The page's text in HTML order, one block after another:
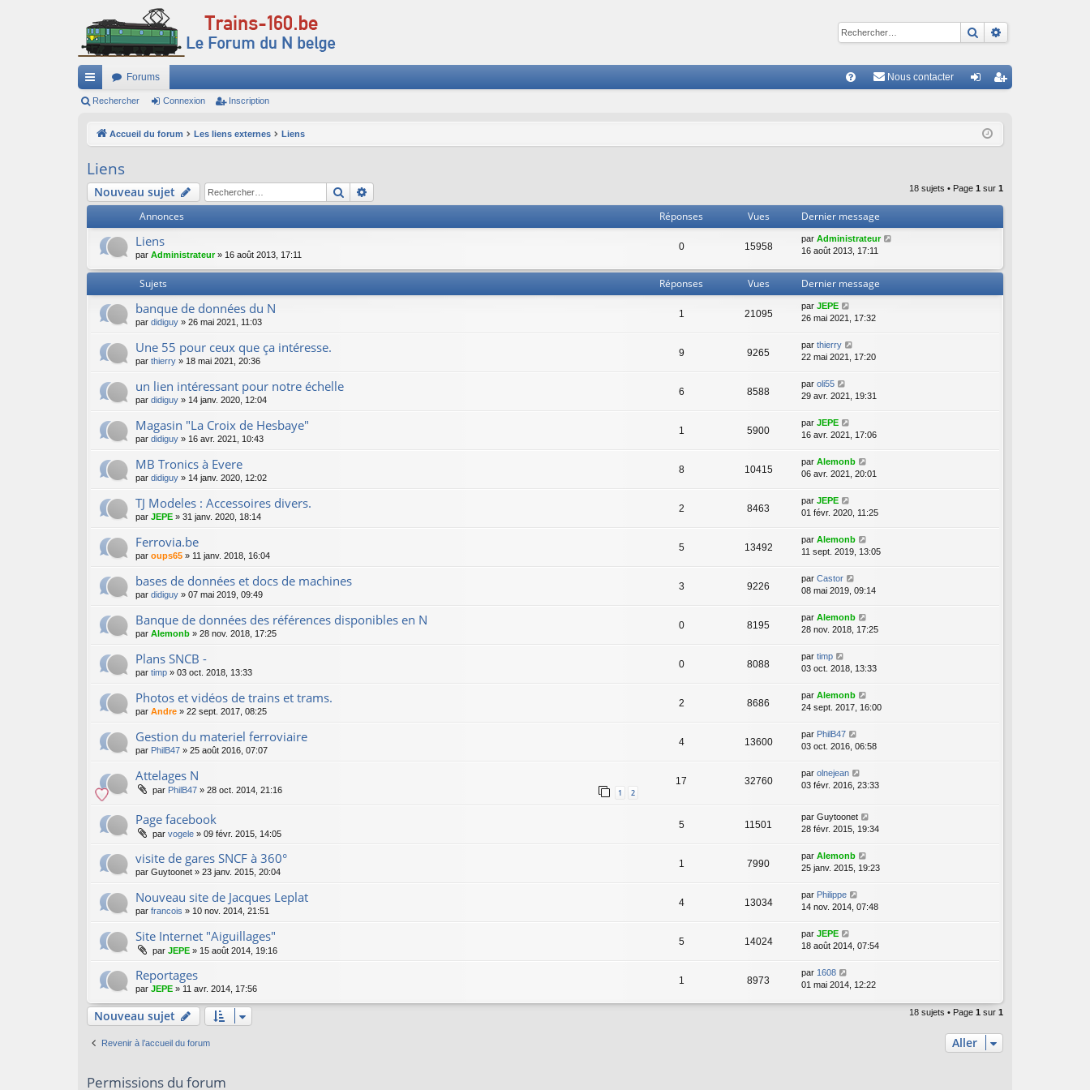
Rechercher
R
ac
ci
s
Forums Nous contacter
cri
Rechercher Connexion Inscription
Accueil du forum Les liens externes Liens
Liens
Nouveau sujet Rechercher 18 sujets • Page 1 sur 1
Annonces Réponses Vues Dernier message
Liens
par Administrateur» 16 août 2013, 17:11
0 15958
par Administrateur
16 août 2013, 17:11
Sujets Réponses Vues Dernier message
banque de données du N
par didiguy » 26 mai 2021, 11:03
1 21095
par JEPE
26 mai 2021, 17:32
Une 55 pour ceux que ça intéresse.
par thierry » 18 mai 2021, 20:36
9 9265
par thierry
22 mai 2021, 17:20
un lien intéressant pour notre échelle
par didiguy » 14 janv. 2020, 12:04
6 8588
par oli55
29 avr. 2021, 19:31
Magasin "La Croix de Hesbaye"
par didiguy » 16 avr. 2021, 10:43
1 5900
par JEPE
16 avr. 2021, 17:06
MB Tronics à Evere
par didiguy » 14 janv. 2020, 12:02
8 10415
par Alemonb
06 avr. 2021, 20:01
TJ Modeles : Accessoires divers.
par JEPE » 31 janv. 2020, 18:14
2 8463
par JEPE
01 févr. 2020, 11:25
Ferrovia.be
par oups65 » 11 janv. 2018, 16:04
5 13492
par Alemonb
11 sept. 2019, 13:05
bases de données et docs de machines
par didiguy » 07 mai 2019, 09:49
3 9226
par Castor
08 mai 2019, 09:14
Banque de données des références disponibles en N
par Alemonb » 28 nov. 2018, 17:25
0 8195
par Alemonb
28 nov. 2018, 17:25
Plans SNCB -
par timp » 03 oct. 2018, 13:33
0 8088
par timp
03 oct. 2018, 13:33
Photos et vidéos de trains et trams.
par Andre » 22 sept. 2017, 08:25
2 8686
par Alemonb
24 sept. 2017, 16:00
Gestion du materiel ferroviaire
par PhilB47 » 25 août 2016, 07:07
4 13600
par PhilB47
03 oct. 2016, 06:58
Attelages N
par PhilB47 » 28 oct. 2014, 21:16 1 2
17 32760
par olnejean
03 févr. 2016, 23:33
Page facebook
par vogele » 09 févr. 2015, 14:05
5 11501
par Guytoonet
28 févr. 2015, 19:34
visite de gares SNCF à 360°
par Guytoonet » 23 janv. 2015, 20:04
1 7990
par Alemonb
25 janv. 2015, 19:23
Nouveau site de Jacques Leplat
par francois » 10 nov. 2014, 21:51
4 13034
par Philippe
14 nov. 2014, 07:48
Site Internet "Aiguillages"
par JEPE » 15 août 2014, 19:16
5 14024
par JEPE
18 août 2014, 07:54
Reportages
par JEPE » 11 avr. 2014, 17:56
1 8973
par 1608
01 mai 2014, 12:22
Nouveau sujet 18 sujets • Page 1 sur 1
Revenir à l’accueil du forum Aller
Permissions du forum